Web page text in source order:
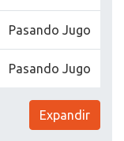
Pasando Jugo
Pasando Jugo
Expandir